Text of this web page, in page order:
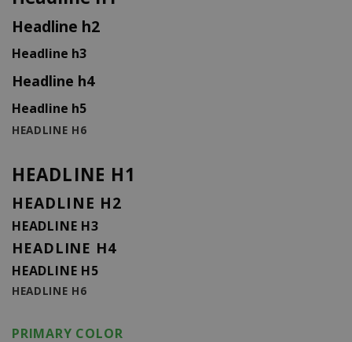
Headline h2
Headline h3
Headline h4
Headline h5
HEADLINE H6
HEADLINE H1
HEADLINE H2
HEADLINE H3
HEADLINE H4
HEADLINE H5
HEADLINE H6
PRIMARY COLOR